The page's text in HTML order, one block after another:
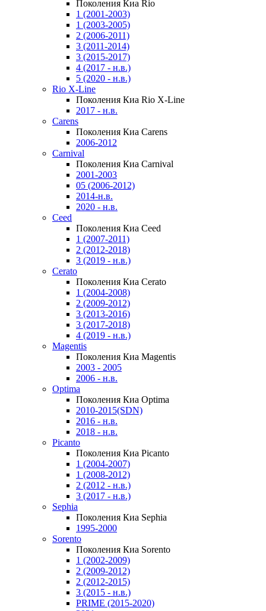
Поколения Киа Rio
1 (2001-2003)
1 (2003-2005)
2 (2006-2011)
3 (2011-2014)
3 (2015-2017)
4 (2017 - н.в.)
5 (2020 - н.в.)
Rio X-Line
Поколения Киа Rio X-Line
2017 - н.в.
Carens
Поколения Киа Carens
2006-2012
Carnival
Поколения Киа Carnival
2001-2003
05 (2006-2012)
2014-н.в.
2020 - н.в.
Ceed
Поколения Киа Ceed
1 (2007-2011)
2 (2012-2018)
3 (2019 - н.в.)
Cerato
Поколения Киа Cerato
1 (2004-2008)
2 (2009-2012)
3 (2013-2016)
3 (2017-2018)
4 (2019 - н.в.)
Magentis
Поколения Киа Magentis
2003 - 2005
2006 - н.в.
Optima
Поколения Киа Optima
2010-2015(SDN)
2016 - н.в.
2018 - н.в.
Picanto
Поколения Киа Picanto
1 (2004-2007)
1 (2008-2012)
2 (2012 - н.в.)
3 (2017 - н.в.)
Sephia
Поколения Киа Sephia
1995-2000
Sorento
Поколения Киа Sorento
1 (2002-2009)
2 (2009-2012)
2 (2012-2015)
3 (2015 - н.в.)
PRIME (2015-2020)